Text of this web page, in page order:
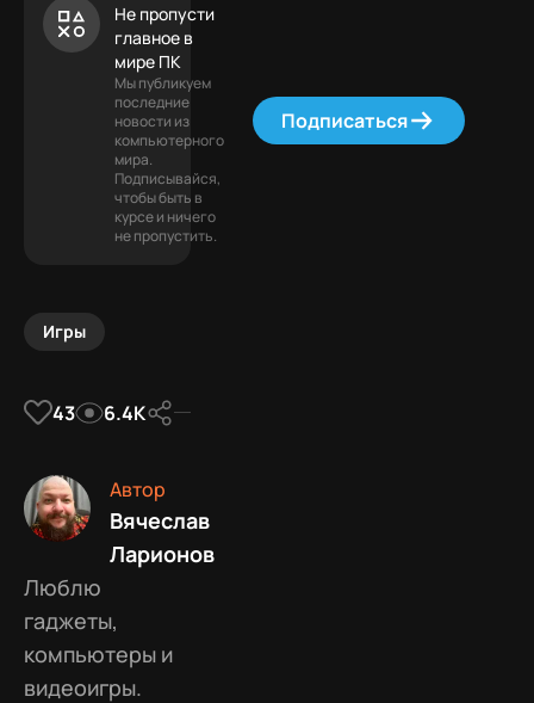
Не пропусти
главное в
мире ПК
Мы публикуем
последние
новости из
компьютерного
мира.
Подписывайся,
чтобы быть в
курсе и ничего
не пропустить.
Подписаться
Игры
43 6.4К
Автор
Вячеслав
Ларионов
Люблю
гаджеты,
компьютеры и
видеоигры.